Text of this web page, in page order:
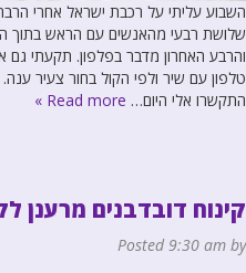
השבוע עליתי על רכבת ישראל אחרי
שלושת רבעי מהאנשים עם הראש בתוך
והרבע האחרון מדבר בפלפון. תקעתי גם
טלפון עם שיר ולפי הקול בחור צעיר
התקשרו אלי היום… Read more »
קינוח דובדבנים מרענן
Posted9:30 am by